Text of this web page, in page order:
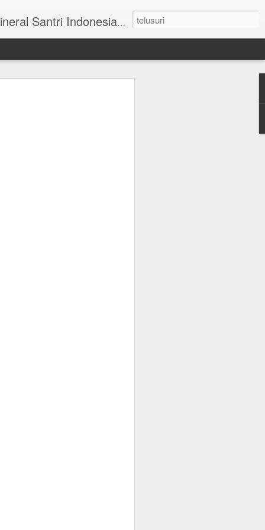
I No 31 Blok AA-27 Mulyorejo Surabaya Telp. 031 - 5993341.